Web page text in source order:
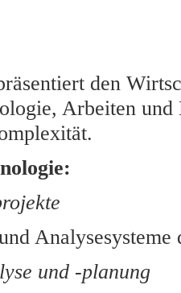
den
Arbeiten
und -planung